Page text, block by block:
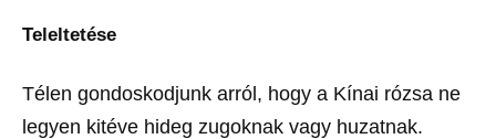
Teleltetése
Télen gondoskodjunk arról, hogy a Kínai rózsa ne
legyen kitéve hideg zugoknak vagy huzatnak.